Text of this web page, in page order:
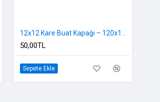
12x12 Kare Buat Kapağı – 120x120 mm Vidalı/Geçmeli Yedek Kapak (PVC)
50,00TL
Sepete Ekle